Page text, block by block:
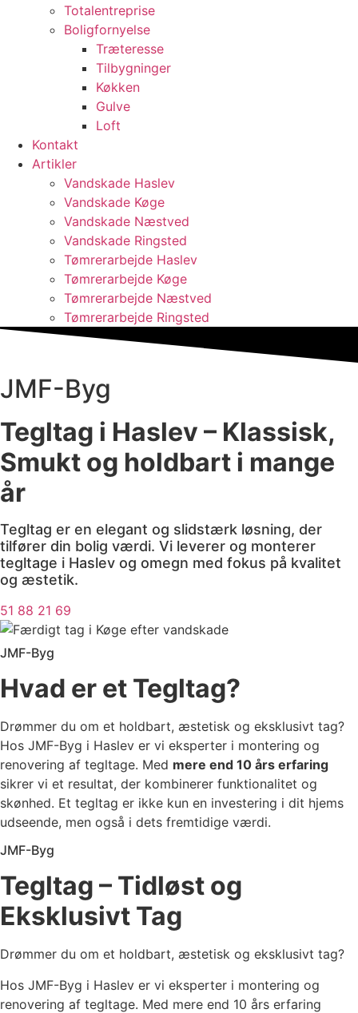
Totalentreprise
Boligfornyelse
Træteresse
Tilbygninger
Køkken
Gulve
Loft
Kontakt
Artikler
Vandskade Haslev
Vandskade Køge
Vandskade Næstved
Vandskade Ringsted
Tømrerarbejde Haslev
Tømrerarbejde Køge
Tømrerarbejde Næstved
Tømrerarbejde Ringsted
JMF-Byg
Tegltag i Haslev – Klassisk,
Smukt og holdbart i mange
år
Tegltag er en elegant og slidstærk løsning, der
tilfører din bolig værdi. Vi leverer og monterer
tegltage i Haslev og omegn med fokus på kvalitet
og æstetik.
51 88 21 69
JMF-Byg
Hvad er et Tegltag?
Drømmer du om et holdbart, æstetisk og eksklusivt tag?
Hos JMF-Byg i Haslev er vi eksperter i montering og
renovering af tegltage. Med mere end 10 års erfaring
sikrer vi et resultat, der kombinerer funktionalitet og
skønhed. Et tegltag er ikke kun en investering i dit hjems
udseende, men også i dets fremtidige værdi.
JMF-Byg
Tegltag – Tidløst og
Eksklusivt Tag
Drømmer du om et holdbart, æstetisk og eksklusivt tag?
Hos JMF-Byg i Haslev er vi eksperter i montering og
renovering af tegltage. Med mere end 10 års erfaring